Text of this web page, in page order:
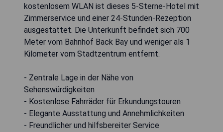
kostenlosem WLAN ist dieses 5-Sterne-Hotel mit
Zimmerservice und einer 24-Stunden-Rezeption
ausgestattet. Die Unterkunft befindet sich 700
Meter vom Bahnhof Back Bay und weniger als 1
Kilometer vom Stadtzentrum entfernt.
- Zentrale Lage in der Nähe von
Sehenswürdigkeiten
- Kostenlose Fahrräder für Erkundungstouren
- Elegante Ausstattung und Annehmlichkeiten
- Freundlicher und hilfsbereiter Service